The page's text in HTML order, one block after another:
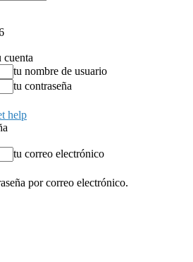
cuenta
tu nombre de usuario
tu contraseña
help
tu correo electrónico
por correo electrónico.